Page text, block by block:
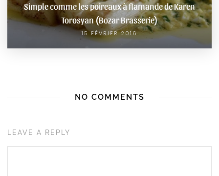
Simple comme les poireaux à flamande de Karen
Torosyan (Bozar Brasserie)
15 FÉVRIER 2016
NO COMMENTS
LEAVE A REPLY